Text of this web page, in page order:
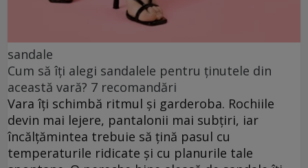
sandale
Cum să îți alegi sandalele pentru ținutele din
această vară? 7 recomandări
Vara îți schimbă ritmul și garderoba. Rochiile
devin mai lejere, pantalonii mai subțiri, iar
încălțămintea trebuie să țină pasul cu
temperaturile ridicate și cu planurile tale